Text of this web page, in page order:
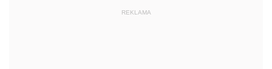
REKLAMA